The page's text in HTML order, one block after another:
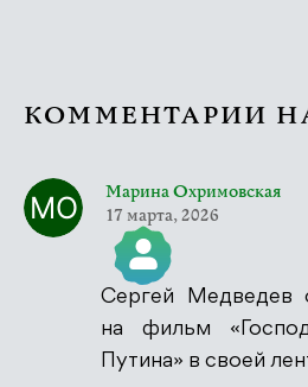
КОММЕНТАРИИ
Марина Охримовская
17 марта, 2026
Значок &quot;Реальный
Сергей Медведев
на фильм
Путина» в своей